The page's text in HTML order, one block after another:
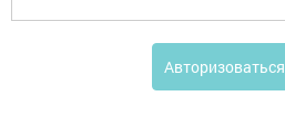
Авторизоваться